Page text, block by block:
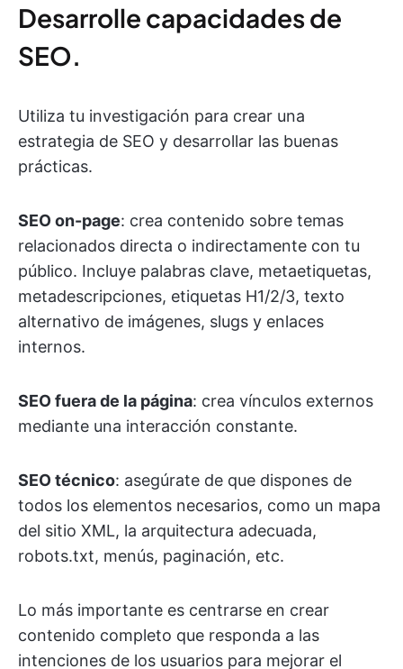
Desarrolle capacidades de
SEO.
Utiliza tu investigación para crear una
estrategia de SEO y desarrollar las buenas
prácticas.
SEO on-page: crea contenido sobre temas
relacionados directa o indirectamente con tu
público. Incluye palabras clave, metaetiquetas,
metadescripciones, etiquetas H1/2/3, texto
alternativo de imágenes, slugs y enlaces
internos.
SEO fuera de la página: crea vínculos externos
mediante una interacción constante.
SEO técnico: asegúrate de que dispones de
todos los elementos necesarios, como un mapa
del sitio XML, la arquitectura adecuada,
robots.txt, menús, paginación, etc.
Lo más importante es centrarse en crear
contenido completo que responda a las
intenciones de los usuarios para mejorar el